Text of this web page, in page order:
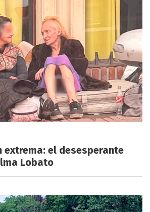
extrema: el desesperante
Lobato